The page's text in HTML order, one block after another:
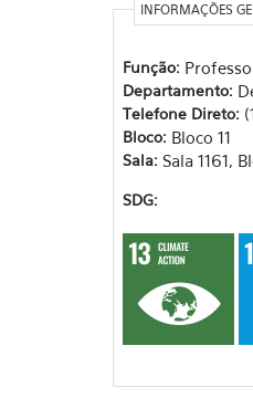
INFORMAÇÕES
Função:
Departamento:
Telefone Direto:
Bloco: Bloco 11
Sala: Sala 1161,
SDG: